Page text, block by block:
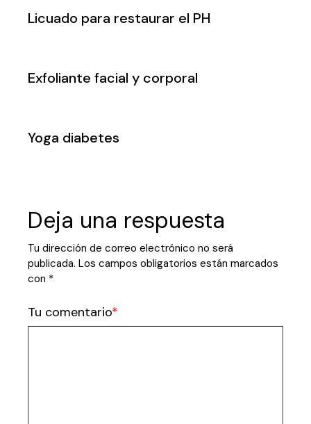
Licuado para restaurar el PH
Exfoliante facial y corporal
Yoga diabetes
Deja una respuesta
Tu dirección de correo electrónico no será
publicada. Los campos obligatorios están marcados
con *
Tu comentario